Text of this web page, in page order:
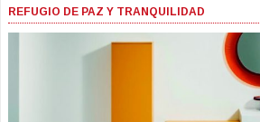
REFUGIO DE PAZ Y TRANQUILIDAD